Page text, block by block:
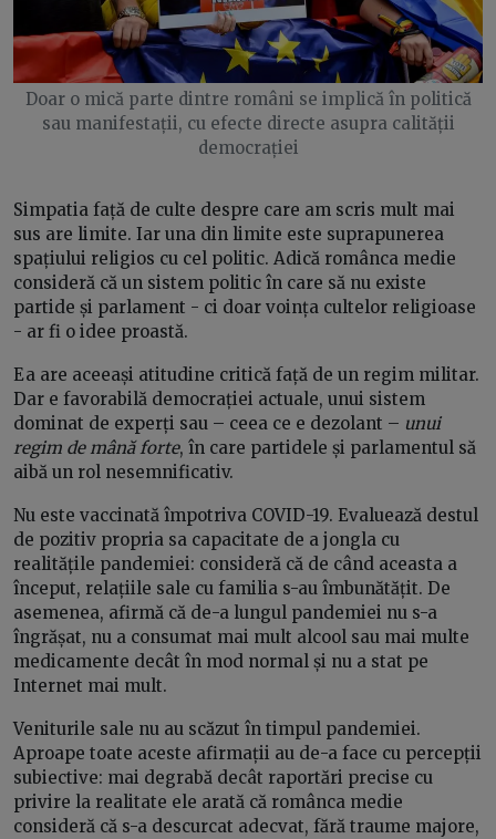
Doar o mică parte dintre români se implică în politică
sau manifestații, cu efecte directe asupra calității
democrației
Simpatia față de culte despre care am scris mult mai
sus are limite. Iar una din limite este suprapunerea
spațiului religios cu cel politic. Adică românca medie
consideră că un sistem politic în care să nu existe
partide și parlament - ci doar voința cultelor religioase
- ar fi o idee proastă.
Ea are aceeași atitudine critică față de un regim militar.
Dar e favorabilă democrației actuale, unui sistem
dominat de experți sau – ceea ce e dezolant – unui
regim de mână forte, în care partidele și parlamentul să
aibă un rol nesemnificativ.
Nu este vaccinată împotriva COVID-19. Evaluează destul
de pozitiv propria sa capacitate de a jongla cu
realitățile pandemiei: consideră că de când aceasta a
început, relațiile sale cu familia s-au îmbunătățit. De
asemenea, afirmă că de-a lungul pandemiei nu s-a
îngrășat, nu a consumat mai mult alcool sau mai multe
medicamente decât în mod normal și nu a stat pe
Internet mai mult.
Veniturile sale nu au scăzut în timpul pandemiei.
Aproape toate aceste afirmații au de-a face cu percepții
subiective: mai degrabă decât raportări precise cu
privire la realitate ele arată că românca medie
consideră că s-a descurcat adecvat, fără traume majore,